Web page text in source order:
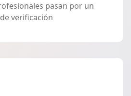
pasan por un
verificación